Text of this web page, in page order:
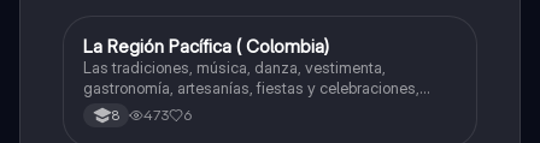
Artes
La Región Pacífica ( Colombia)
Las tradiciones, música, danza, vestimenta,
gastronomía, artesanías, fiestas y celebraciones,
medicina tradicional, ritmos e instrumentos
musicales.
8 473 6